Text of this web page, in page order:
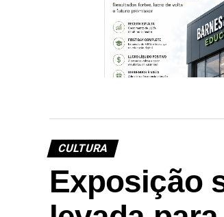
BNED PREPARA
DO MERCADO APÓS
RETORNO AO LUCRO
CULTURA
Exposição